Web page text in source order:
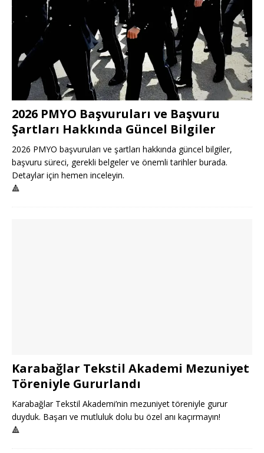
2026 PMYO Başvuruları ve Başvuru
Şartları Hakkında Güncel Bilgiler
2026 PMYO başvuruları ve şartları hakkında güncel bilgiler,
başvuru süreci, gerekli belgeler ve önemli tarihler burada.
Detaylar için hemen inceleyin.
🔺
Karabağlar Tekstil Akademi Mezuniyet
Töreniyle Gururlandı
Karabağlar Tekstil Akademi’nin mezuniyet töreniyle gurur
duyduk. Başarı ve mutluluk dolu bu özel anı kaçırmayın!
🔺